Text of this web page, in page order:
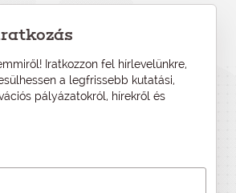
Iratkozzon fel hírlevelünkre,
a legfrissebb kutatási,
pályázatokról, hírekről és